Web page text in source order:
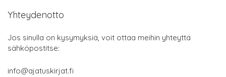
Yhteydenotto
Jos sinulla on kysymyksiä, voit ottaa meihin yhteyttä
sähköpostitse:
info@ajatuskirjat.fi